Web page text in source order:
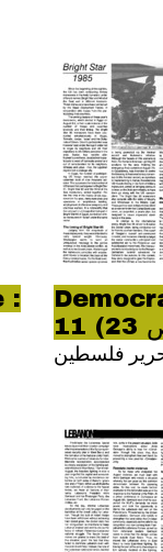
:
فلسطين